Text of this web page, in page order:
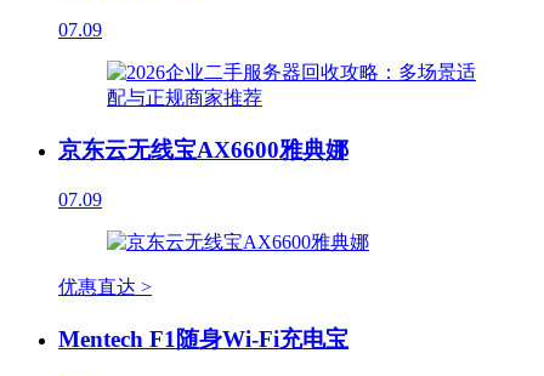
07.09
京东云无线宝AX6600雅典娜
07.09
优惠直达 >
Mentech F1随身Wi-Fi充电宝